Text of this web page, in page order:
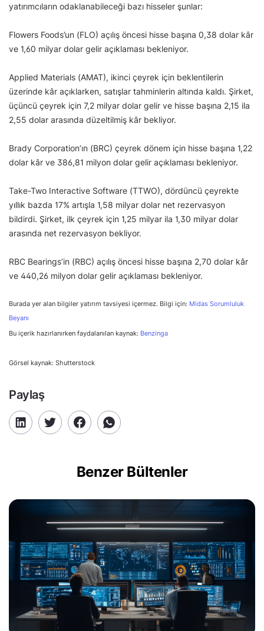
yatırımcıların odaklanabileceği bazı hisseler şunlar:
Flowers Foods’un (FLO) açılış öncesi hisse başına 0,38 dolar kâr
ve 1,60 milyar dolar gelir açıklaması bekleniyor.
Applied Materials (AMAT), ikinci çeyrek için beklentilerin
üzerinde kâr açıklarken, satışlar tahminlerin altında kaldı. Şirket,
üçüncü çeyrek için 7,2 milyar dolar gelir ve hisse başına 2,15 ila
2,55 dolar arasında düzeltilmiş kâr bekliyor.
Brady Corporation’ın (BRC) çeyrek dönem için hisse başına 1,22
dolar kâr ve 386,81 milyon dolar gelir açıklaması bekleniyor.
Take-Two Interactive Software (TTWO), dördüncü çeyrekte
yıllık bazda 17% artışla 1,58 milyar dolar net rezervasyon
bildirdi. Şirket, ilk çeyrek için 1,25 milyar ila 1,30 milyar dolar
arasında net rezervasyon bekliyor.
RBC Bearings’in (RBC) açılış öncesi hisse başına 2,70 dolar kâr
ve 440,26 milyon dolar gelir açıklaması bekleniyor.
Burada yer alan bilgiler yatırım tavsiyesi içermez. Bilgi için: Midas Sorumluluk
Beyanı
Bu içerik hazırlanırken faydalanılan kaynak: Benzinga
Görsel kaynak: Shutterstock
Paylaş
Benzer Bültenler